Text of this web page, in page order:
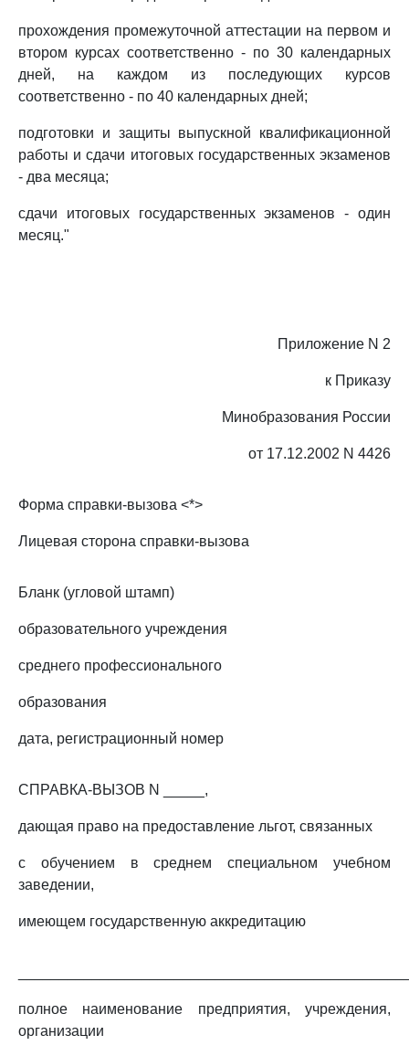
прохождения промежуточной аттестации на первом и
втором курсах соответственно - по 30 календарных
дней, на каждом из последующих курсов
соответственно - по 40 календарных дней;
подготовки и защиты выпускной квалификационной
работы и сдачи итоговых государственных экзаменов
- два месяца;
сдачи итоговых государственных экзаменов - один
месяц."
Приложение N 2
к Приказу
Минобразования России
от 17.12.2002 N 4426
Форма справки-вызова <*>
Лицевая сторона справки-вызова
Бланк (угловой штамп)
образовательного учреждения
среднего профессионального
образования
дата, регистрационный номер
СПРАВКА-ВЫЗОВ N _____,
дающая право на предоставление льгот, связанных
с обучением в среднем специальном учебном
заведении,
имеющем государственную аккредитацию
полное наименование предприятия, учреждения,
организации